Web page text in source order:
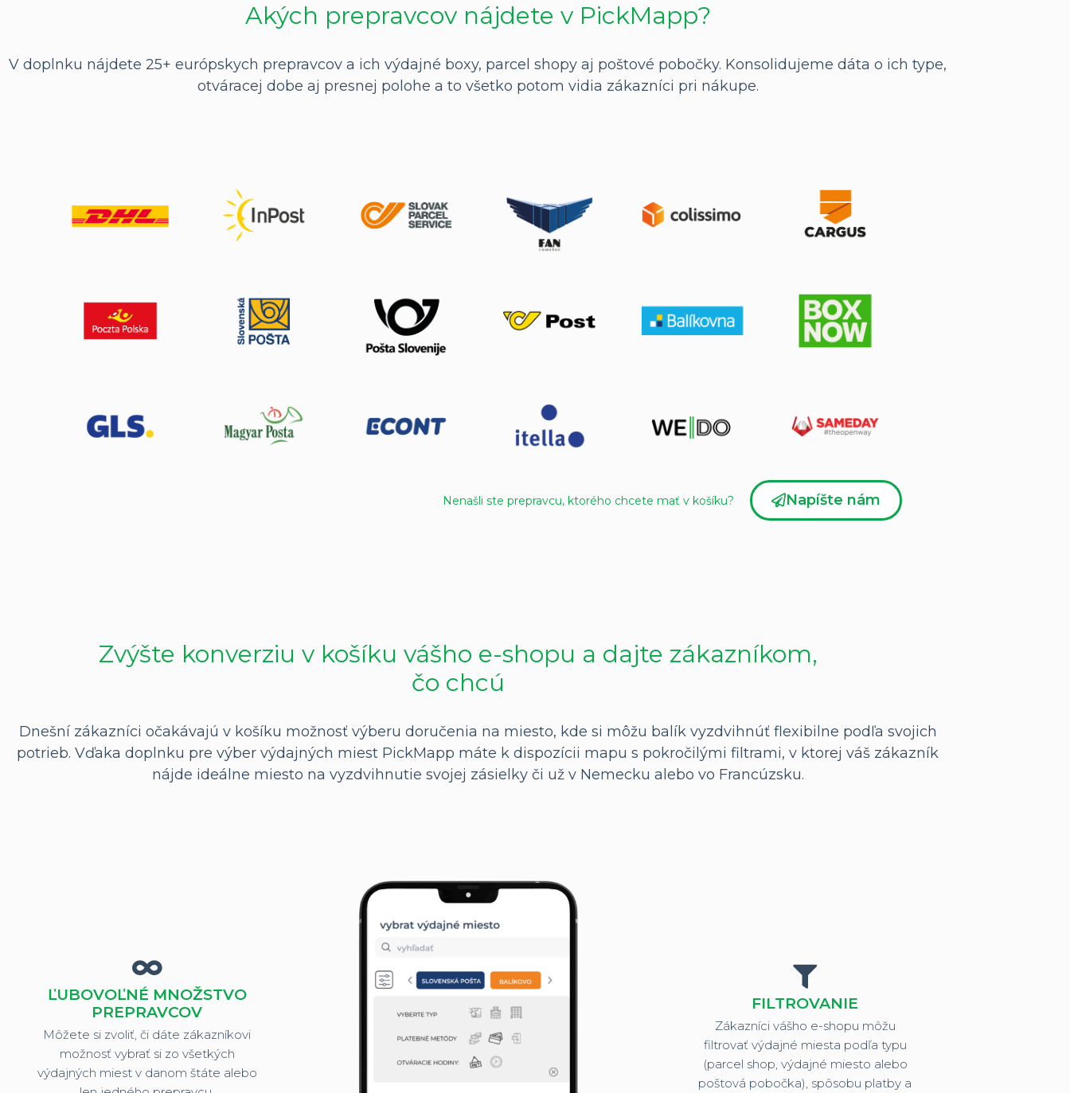
Akých prepravcov nájdete v PickMapp?
V doplnku nájdete 25+ európskych prepravcov a ich výdajné boxy, parcel shopy aj poštové pobočky. Konsolidujeme dáta o ich type,
otváracej dobe aj presnej polohe a to všetko potom vidia zákazníci pri nákupe.
Nenašli ste prepravcu, ktorého chcete mať v košíku? Napíšte nám
Zvýšte konverziu v košíku vášho e-shopu a dajte zákazníkom,
čo chcú
Dnešní zákazníci očakávajú v košíku možnosť výberu doručenia na miesto, kde si môžu balík vyzdvihnúť flexibilne podľa svojich
potrieb. Vďaka doplnku pre výber výdajných miest PickMapp ​​máte k dispozícii mapu s pokročilými filtrami, v ktorej váš zákazník
nájde ideálne miesto na vyzdvihnutie svojej zásielky či už v Nemecku alebo vo Francúzsku.
ĽUBOVOĽNÉ MNOŽSTVO
PREPRAVCOV
Môžete si zvoliť, či dáte zákazníkovi
možnosť vybrať si zo všetkých
výdajných miest v danom štáte alebo
FILTROVANIE
Zákazníci vášho e-shopu môžu
filtrovať výdajné miesta podľa typu
(parcel shop, výdajné miesto alebo
poštová pobočka), spôsobu platby a